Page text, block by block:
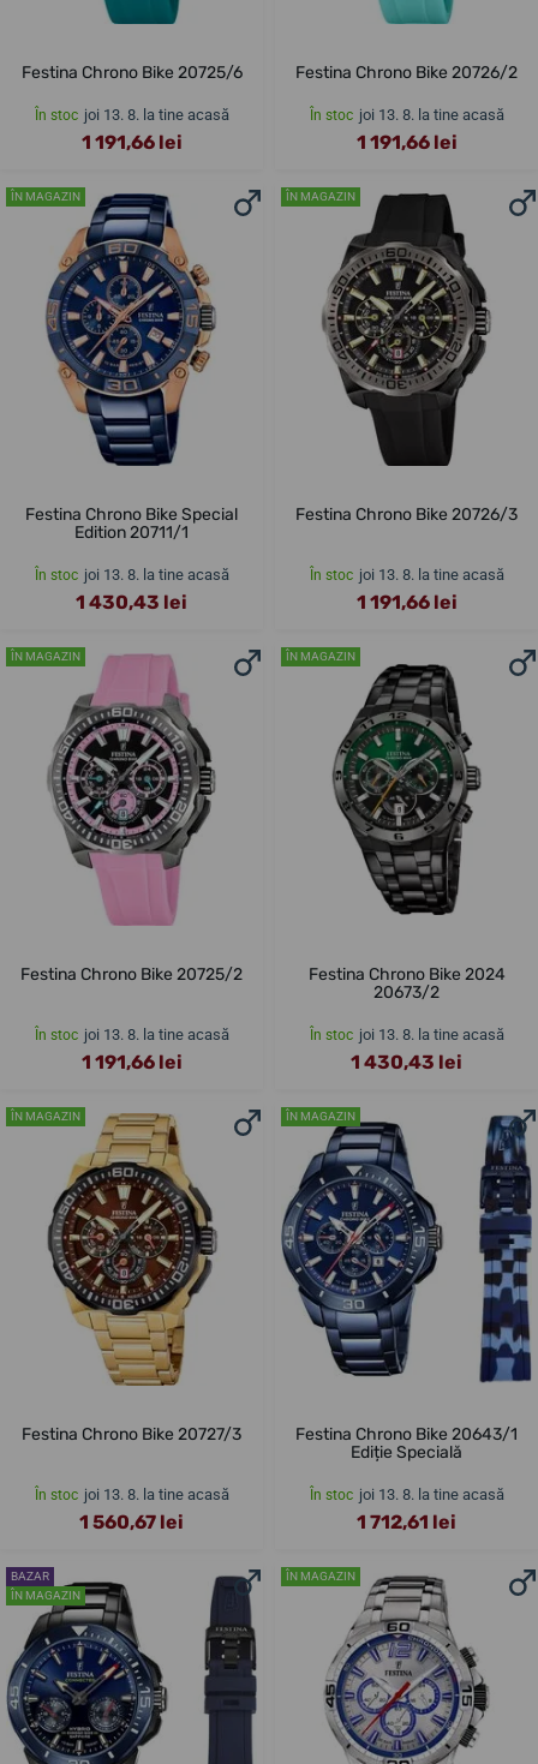
Festina Chrono Bike 20725/6
În stoc joi 13. 8. la tine acasă
1 191,66 lei
Festina Chrono Bike 20726/2
În stoc joi 13. 8. la tine acasă
1 191,66 lei
ÎN MAGAZIN
Festina Chrono Bike Special
Edition 20711/1
În stoc joi 13. 8. la tine acasă
1 430,43 lei
ÎN MAGAZIN
Festina Chrono Bike 20726/3
În stoc joi 13. 8. la tine acasă
1 191,66 lei
ÎN MAGAZIN
Festina Chrono Bike 20725/2
În stoc joi 13. 8. la tine acasă
1 191,66 lei
ÎN MAGAZIN
Festina Chrono Bike 2024
20673/2
În stoc joi 13. 8. la tine acasă
1 430,43 lei
ÎN MAGAZIN
Festina Chrono Bike 20727/3
În stoc joi 13. 8. la tine acasă
1 560,67 lei
ÎN MAGAZIN
Festina Chrono Bike 20643/1
Ediție Specială
În stoc joi 13. 8. la tine acasă
1 712,61 lei
BAZAR
ÎN MAGAZIN
ÎN MAGAZIN